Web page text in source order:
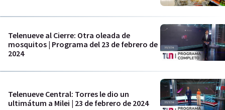
Telenueve al Cierre: Otra oleada de
mosquitos | Programa del 23 de febrero de
2024
Telenueve Central: Torres le dio un
ultimátum a Milei | 23 de febrero de 2024